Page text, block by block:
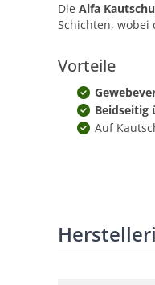
Die Alfa
Schichten,
Vorteile
Beidseitig
Auf